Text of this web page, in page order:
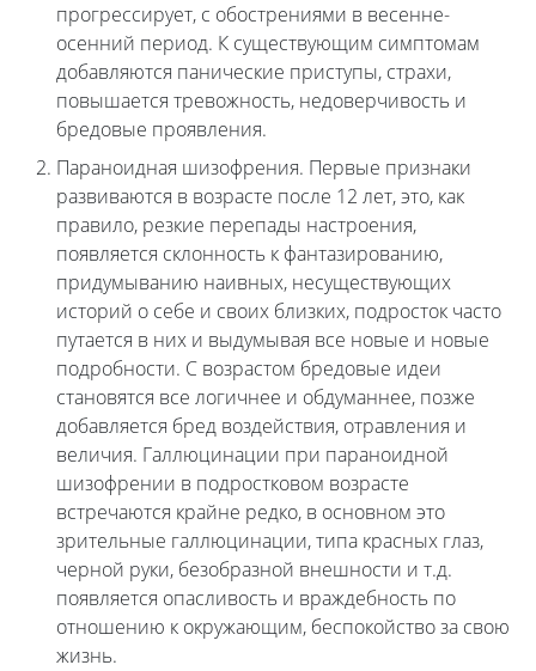
прогрессирует, с обострениями в весенне-
осенний период. К существующим симптомам
добавляются панические приступы, страхи,
повышается тревожность, недоверчивость и
бредовые проявления.
Параноидная шизофрения. Первые признаки
развиваются в возрасте после 12 лет, это, как
правило, резкие перепады настроения,
появляется склонность к фантазированию,
придумыванию наивных, несуществующих
историй о себе и своих близких, подросток часто
путается в них и выдумывая все новые и новые
подробности. С возрастом бредовые идеи
становятся все логичнее и обдуманнее, позже
добавляется бред воздействия, отравления и
величия. Галлюцинации при параноидной
шизофрении в подростковом возрасте
встречаются крайне редко, в основном это
зрительные галлюцинации, типа красных глаз,
черной руки, безобразной внешности и т.д.
появляется опасливость и враждебность по
отношению к окружающим, беспокойство за свою
жизнь.